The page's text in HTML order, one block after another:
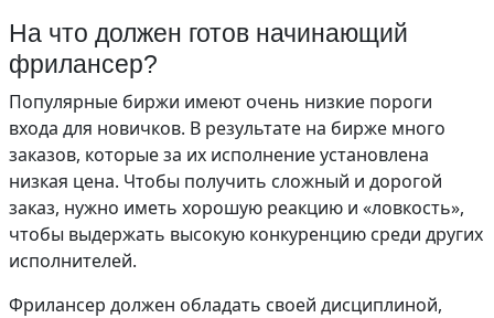
На что должен готов начинающий
фрилансер?
Популярные биржи имеют очень низкие пороги
входа для новичков. В результате на бирже много
заказов, которые за их исполнение установлена
низкая цена. Чтобы получить сложный и дорогой
заказ, нужно иметь хорошую реакцию и «ловкость»,
чтобы выдержать высокую конкуренцию среди других
исполнителей.
Фрилансер должен обладать своей дисциплиной,